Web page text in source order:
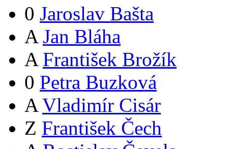
0 Jaroslav Bašta
A Jan Bláha
A František Brožík
0 Petra Buzková
A Vladimír Cisár
Z František Čech